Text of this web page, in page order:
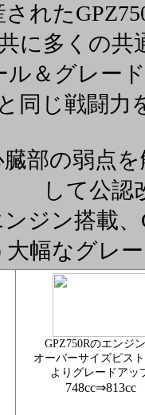
された
に多くの共
ル＆グレー
と同じ戦闘
臓部の弱点
して公認
ンジン搭載
大幅なグレ
GPZ750Rのエンジ
オーバーサイズピス
よりグレードアッ
748cc⇒813cc